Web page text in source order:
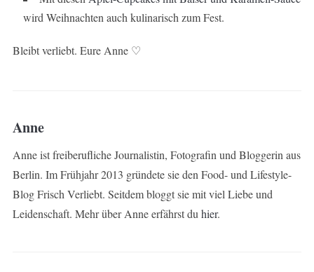
wird Weihnachten auch kulinarisch zum Fest.
Bleibt verliebt. Eure Anne ♡
Anne
Anne ist freiberufliche Journalistin, Fotografin und Bloggerin aus
Berlin. Im Frühjahr 2013 gründete sie den Food- und Lifestyle-
Blog Frisch Verliebt. Seitdem bloggt sie mit viel Liebe und
Leidenschaft. Mehr über Anne erfährst du hier.